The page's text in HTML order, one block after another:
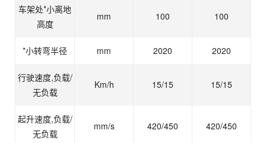
车架处*小离地
高度
mm 100 100
*小转弯半径 mm 2020 2020
行驶速度,负载/
无负载
Km/h 15/15 15/15
起升速度,负载/
无负载
mm/s 420/450 420/450